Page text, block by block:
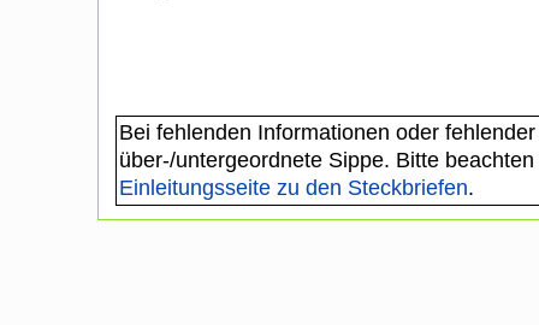
Bei fehlenden Informationen oder
über-/untergeordnete Sippe. Bitte
Einleitungsseite zu den Steckbriefen.